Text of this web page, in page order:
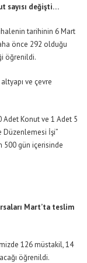
sayısı değişti…
tarihinin 6 Mart
önce 292 olduğu
öğrenildi.
ve çevre
Adet Konut ve 1 Adet 5
Düzenlemesi İşi”
gün içerisinde
Mart’ta teslim
126 müstakil, 14
öğrenildi.